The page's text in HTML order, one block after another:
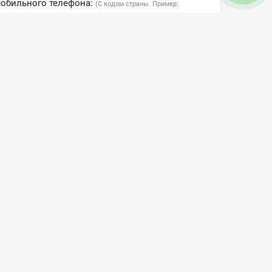
телефона: (С кодом страны. Пример: